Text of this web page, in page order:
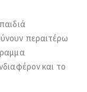
περαιτέρω
και το